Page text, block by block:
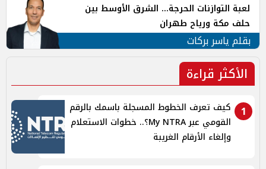
لعبة التوازنات الحرجة... الشرق الأوسط بين
حلف مكة ورياح طهران
بقلم ياسر بركات
الأكثر قراءة
1
كيف تعرف الخطوط المسجلة باسمك بالرقم
القومي عبر My NTRA؟.. خطوات الاستعلام
وإلغاء الأرقام الغريبة